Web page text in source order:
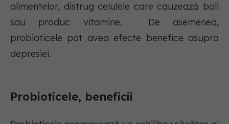
alimentelor, distrug celulele care cauzează boli
sau produc vitamine. De asemenea,
probioticele pot avea efecte benefice asupra
depresiei.
Probioticele, beneficii